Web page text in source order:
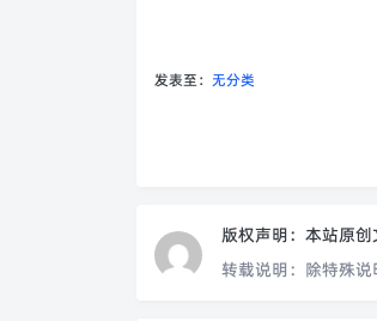
发表至： 无分类
版权声明： 本站原创
转载说明： 除特殊说